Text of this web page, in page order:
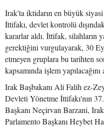
Irak'ta iktidarın en büyük
İttifakı, devlet kontrolü
kararlar aldı. İttifak, silahların
gerektiğini vurgulayarak, 30
etmeyen gruplara bu tarihten
kapsamında işlem yapılacağını
Irak Başbakanı Ali Falih ez-
Devleti Yönetme İttifakı'nın
Başkanı Neçirvan Barzani,
Parlamento Başkanı Heybet